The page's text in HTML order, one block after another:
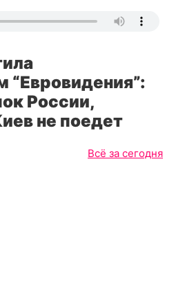
“Евровидения”:
России,
не поедет
Всё за сегодня